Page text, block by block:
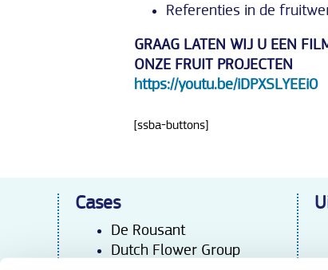
Referenties in de
GRAAG LATEN WIJ U EEN
ONZE FRUIT PROJECTEN
https://youtu.be/iDPXSLYEEi0
[ssba-buttons]
Cases
De Rousant
Dutch Flower Group